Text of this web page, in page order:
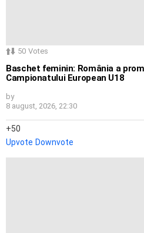
50 Votes
Baschet feminin: România a
Campionatului European U18
by
8 august, 2026, 22:30
50
Upvote Downvote